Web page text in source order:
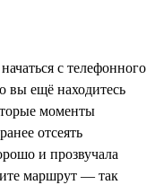
с телефонного
вы ещё находитесь
моменты
отсеять
и прозвучала
маршрут — так